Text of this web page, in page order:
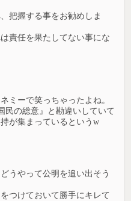
把握する事をお勧めしま
責任を果たしてない事にな
ミーで笑っちゃったよね。
民の総意』と勘違いしていて
が集まっているというw
うやって公明を追い出そう
つけておいて勝手にキレて